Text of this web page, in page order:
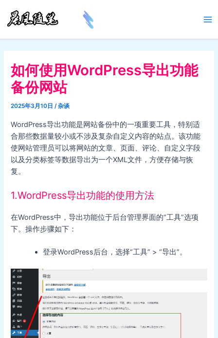
容
如何使用WordPress导出功能
备份网站
2025年3月10日/杂谈
WordPress导出功能是网站备份中的一项重要工具，特别适
合那些数据量较小或不涉及复杂自定义内容的站点。该功能
使网站管理员可以将网站的文章、页面、评论、自定义字段
以及分类标签等数据导出为一个XML文件，方便存储与恢
复。
1.WordPress导出功能的使用方法
在WordPress中，导出功能位于后台管理界面的“工具”选项
下。操作步骤如下：
登录WordPress后台，选择“工具” > “导出”。